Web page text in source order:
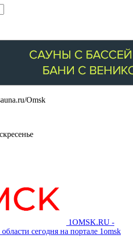
Omsk
1OMSK.RU -
сегодня на портале 1omsk